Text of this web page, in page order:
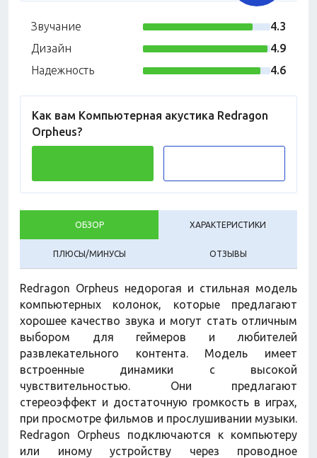
Звучание
4.3
Дизайн
4.9
Надежность
4.6
Как вам Компьютерная акустика Redragon
Orpheus?
ОБЗОР ХАРАКТЕРИСТИКИ
ПЛЮСЫ/МИНУСЫ ОТЗЫВЫ
Redragon Orpheus недорогая и стильная модель
компьютерных колонок, которые предлагают
хорошее качество звука и могут стать отличным
выбором для геймеров и любителей
развлекательного контента. Модель имеет
встроенные динамики с высокой
чувствительностью. Они предлагают
стереоэффект и достаточную громкость в играх,
при просмотре фильмов и прослушивании музыки.
Redragon Orpheus подключаются к компьютеру
или иному устройству через проводное